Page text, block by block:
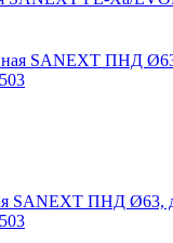
SANEXT ПНД Ø63,